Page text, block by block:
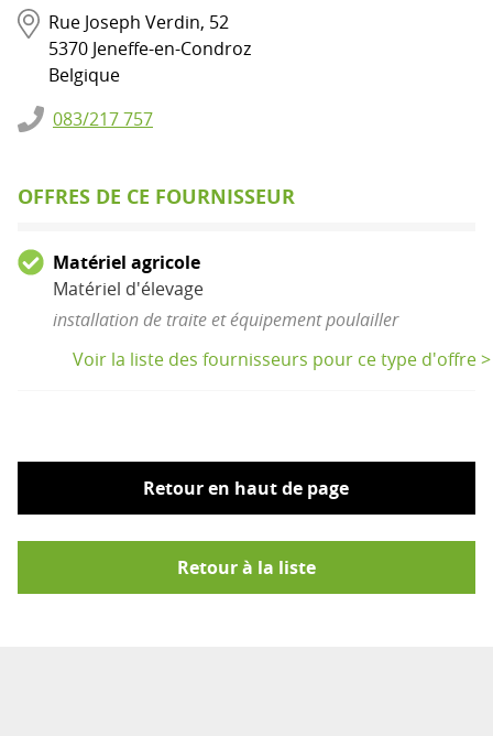
Rue Joseph Verdin, 52
5370 Jeneffe-en-Condroz
Belgique
083/217 757
OFFRES DE CE FOURNISSEUR
Matériel agricole
Matériel d'élevage
installation de traite et équipement poulailler
Voir la liste des fournisseurs pour ce type d'offre >
Retour en haut de page
Retour à la liste